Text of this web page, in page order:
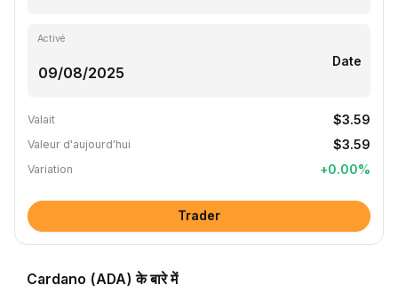
Activé
Date
Valait $3.59
Valeur d'aujourd'hui $3.59
Variation +0.00%
Trader
Cardano (ADA) के बारे में